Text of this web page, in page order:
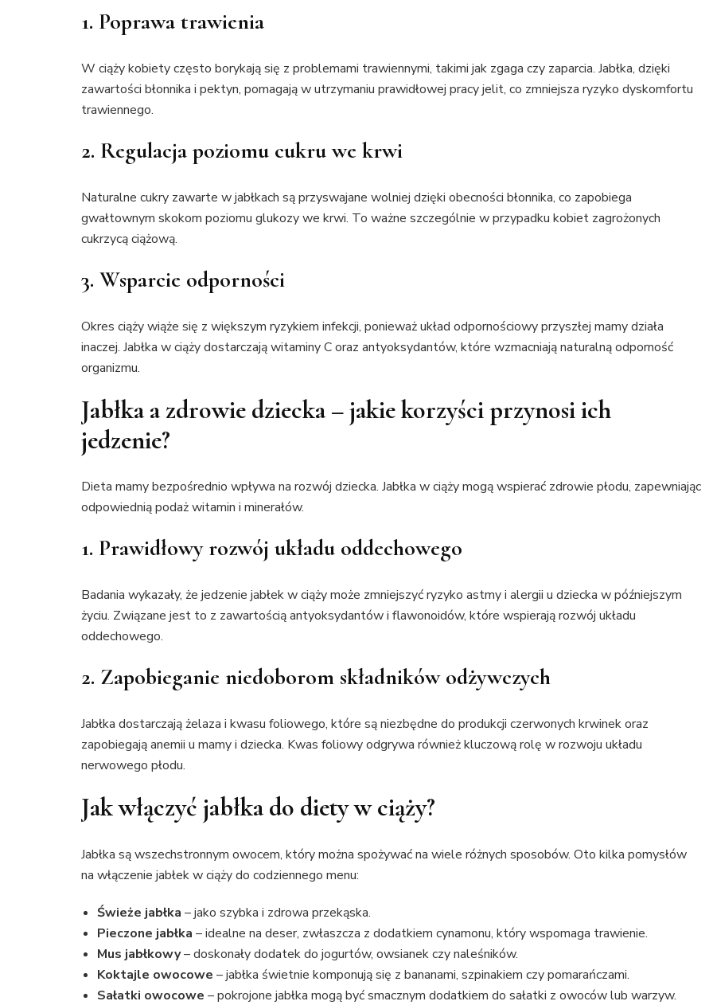
1. Poprawa trawienia
W ciąży kobiety często borykają się z problemami trawiennymi, takimi jak zgaga czy zaparcia. Jabłka, dzięki
zawartości błonnika i pektyn, pomagają w utrzymaniu prawidłowej pracy jelit, co zmniejsza ryzyko dyskomfortu
trawiennego.
2. Regulacja poziomu cukru we krwi
Naturalne cukry zawarte w jabłkach są przyswajane wolniej dzięki obecności błonnika, co zapobiega
gwałtownym skokom poziomu glukozy we krwi. To ważne szczególnie w przypadku kobiet zagrożonych
cukrzycą ciążową.
3. Wsparcie odporności
Okres ciąży wiąże się z większym ryzykiem infekcji, ponieważ układ odpornościowy przyszłej mamy działa
inaczej. Jabłka w ciąży dostarczają witaminy C oraz antyoksydantów, które wzmacniają naturalną odporność
organizmu.
Jabłka a zdrowie dziecka – jakie korzyści przynosi ich
jedzenie?
Dieta mamy bezpośrednio wpływa na rozwój dziecka. Jabłka w ciąży mogą wspierać zdrowie płodu, zapewniając
odpowiednią podaż witamin i minerałów.
1. Prawidłowy rozwój układu oddechowego
Badania wykazały, że jedzenie jabłek w ciąży może zmniejszyć ryzyko astmy i alergii u dziecka w późniejszym
życiu. Związane jest to z zawartością antyoksydantów i flawonoidów, które wspierają rozwój układu
oddechowego.
2. Zapobieganie niedoborom składników odżywczych
Jabłka dostarczają żelaza i kwasu foliowego, które są niezbędne do produkcji czerwonych krwinek oraz
zapobiegają anemii u mamy i dziecka. Kwas foliowy odgrywa również kluczową rolę w rozwoju układu
nerwowego płodu.
Jak włączyć jabłka do diety w ciąży?
Jabłka są wszechstronnym owocem, który można spożywać na wiele różnych sposobów. Oto kilka pomysłów
na włączenie jabłek w ciąży do codziennego menu:
Świeże jabłka – jako szybka i zdrowa przekąska.
Pieczone jabłka – idealne na deser, zwłaszcza z dodatkiem cynamonu, który wspomaga trawienie.
Mus jabłkowy– doskonały dodatek do jogurtów, owsianek czy naleśników.
Koktajle owocowe – jabłka świetnie komponują się z bananami, szpinakiem czy pomarańczami.
Sałatki owocowe – pokrojone jabłka mogą być smacznym dodatkiem do sałatki z owoców lub warzyw.